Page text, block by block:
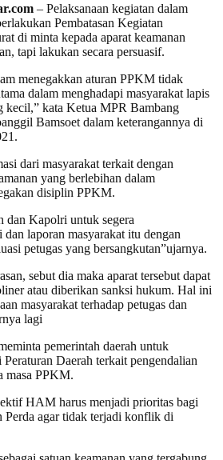
– Pelaksanaan kegiatan dalam
Pembatasan Kegiatan
di minta kepada aparat keamanan
tapi lakukan secara persuasif.
menegakkan aturan PPKM tidak
dalam menghadapi masyarakat lapis
kecil,” kata Ketua MPR Bambang
Bamsoet dalam keterangannya di
dari masyarakat terkait dengan
yang berlebihan dalam
disiplin PPKM.
dan Kapolri untuk segera
laporan masyarakat itu dengan
petugas yang bersangkutan”ujarnya.
sebut dia maka aparat tersebut dapat
atau diberikan sanksi hukum. Hal ini
masyarakat terhadap petugas dan
lagi
pemerintah daerah untuk
Daerah terkait pengendalian
masa PPKM.
HAM harus menjadi prioritas bagi
Perda agar tidak terjadi konflik di